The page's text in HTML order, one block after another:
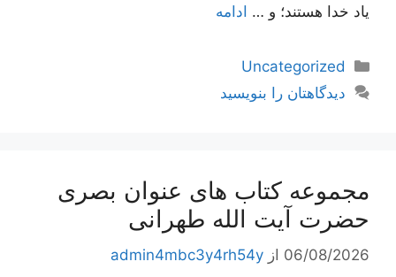
ياد خدا هستند؛ و … ادامه
دسته‌ها
Uncategorized
دیدگاهتان را بنویسید
مجموعه کتاب های عنوان بصری
حضرت آیت الله طهرانی
06/08/2026 از admin4mbc3y4rh54y